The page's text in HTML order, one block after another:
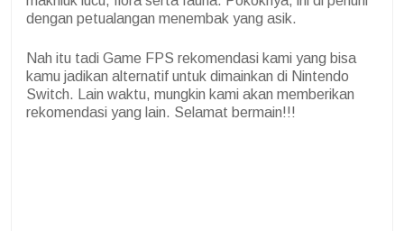
dengan petualangan menembak yang asik.
Nah itu tadi Game FPS rekomendasi kami yang bisa
kamu jadikan alternatif untuk dimainkan di Nintendo
Switch. Lain waktu, mungkin kami akan memberikan
rekomendasi yang lain. Selamat bermain!!!